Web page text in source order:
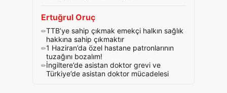
Ertuğrul Oruç
TTB’ye sahip çıkmak emekçi halkın sağlık
hakkına sahip çıkmaktır
1 Haziran’da özel hastane patronlarının
tuzağını bozalım!
İngiltere’de asistan doktor grevi ve
Türkiye’de asistan doktor mücadelesi